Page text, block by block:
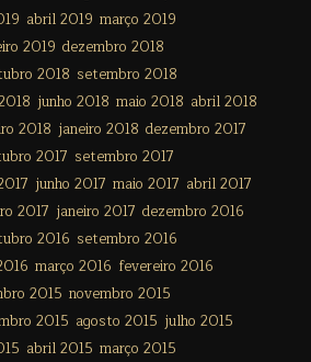
abril 2019 março 2019
2019 dezembro 2018
2018 setembro 2018
junho 2018 maio 2018 abril 2018
2018 janeiro 2018 dezembro 2017
2017 setembro 2017
junho 2017 maio 2017 abril 2017
2017 janeiro 2017 dezembro 2016
2016 setembro 2016
março 2016 fevereiro 2016
2015 novembro 2015
2015 agosto 2015 julho 2015
abril 2015 março 2015